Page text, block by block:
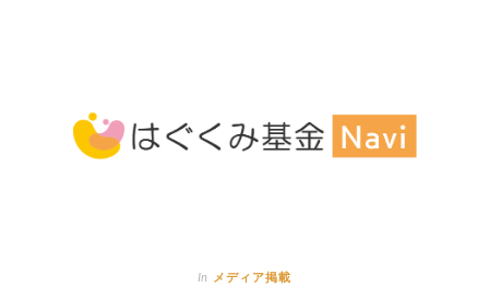
In メディア掲載